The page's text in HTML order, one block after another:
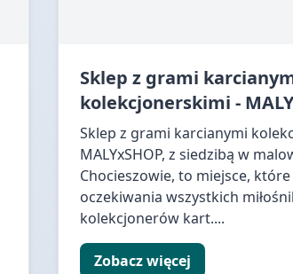
Sklep z grami
kolekcjonerskimi -
Sklep z grami karcianymi
MALYxSHOP, z siedzibą w
Chocieszowie, to miejsce, które
oczekiwania wszystkich
kolekcjonerów kart....
Zobacz więcej